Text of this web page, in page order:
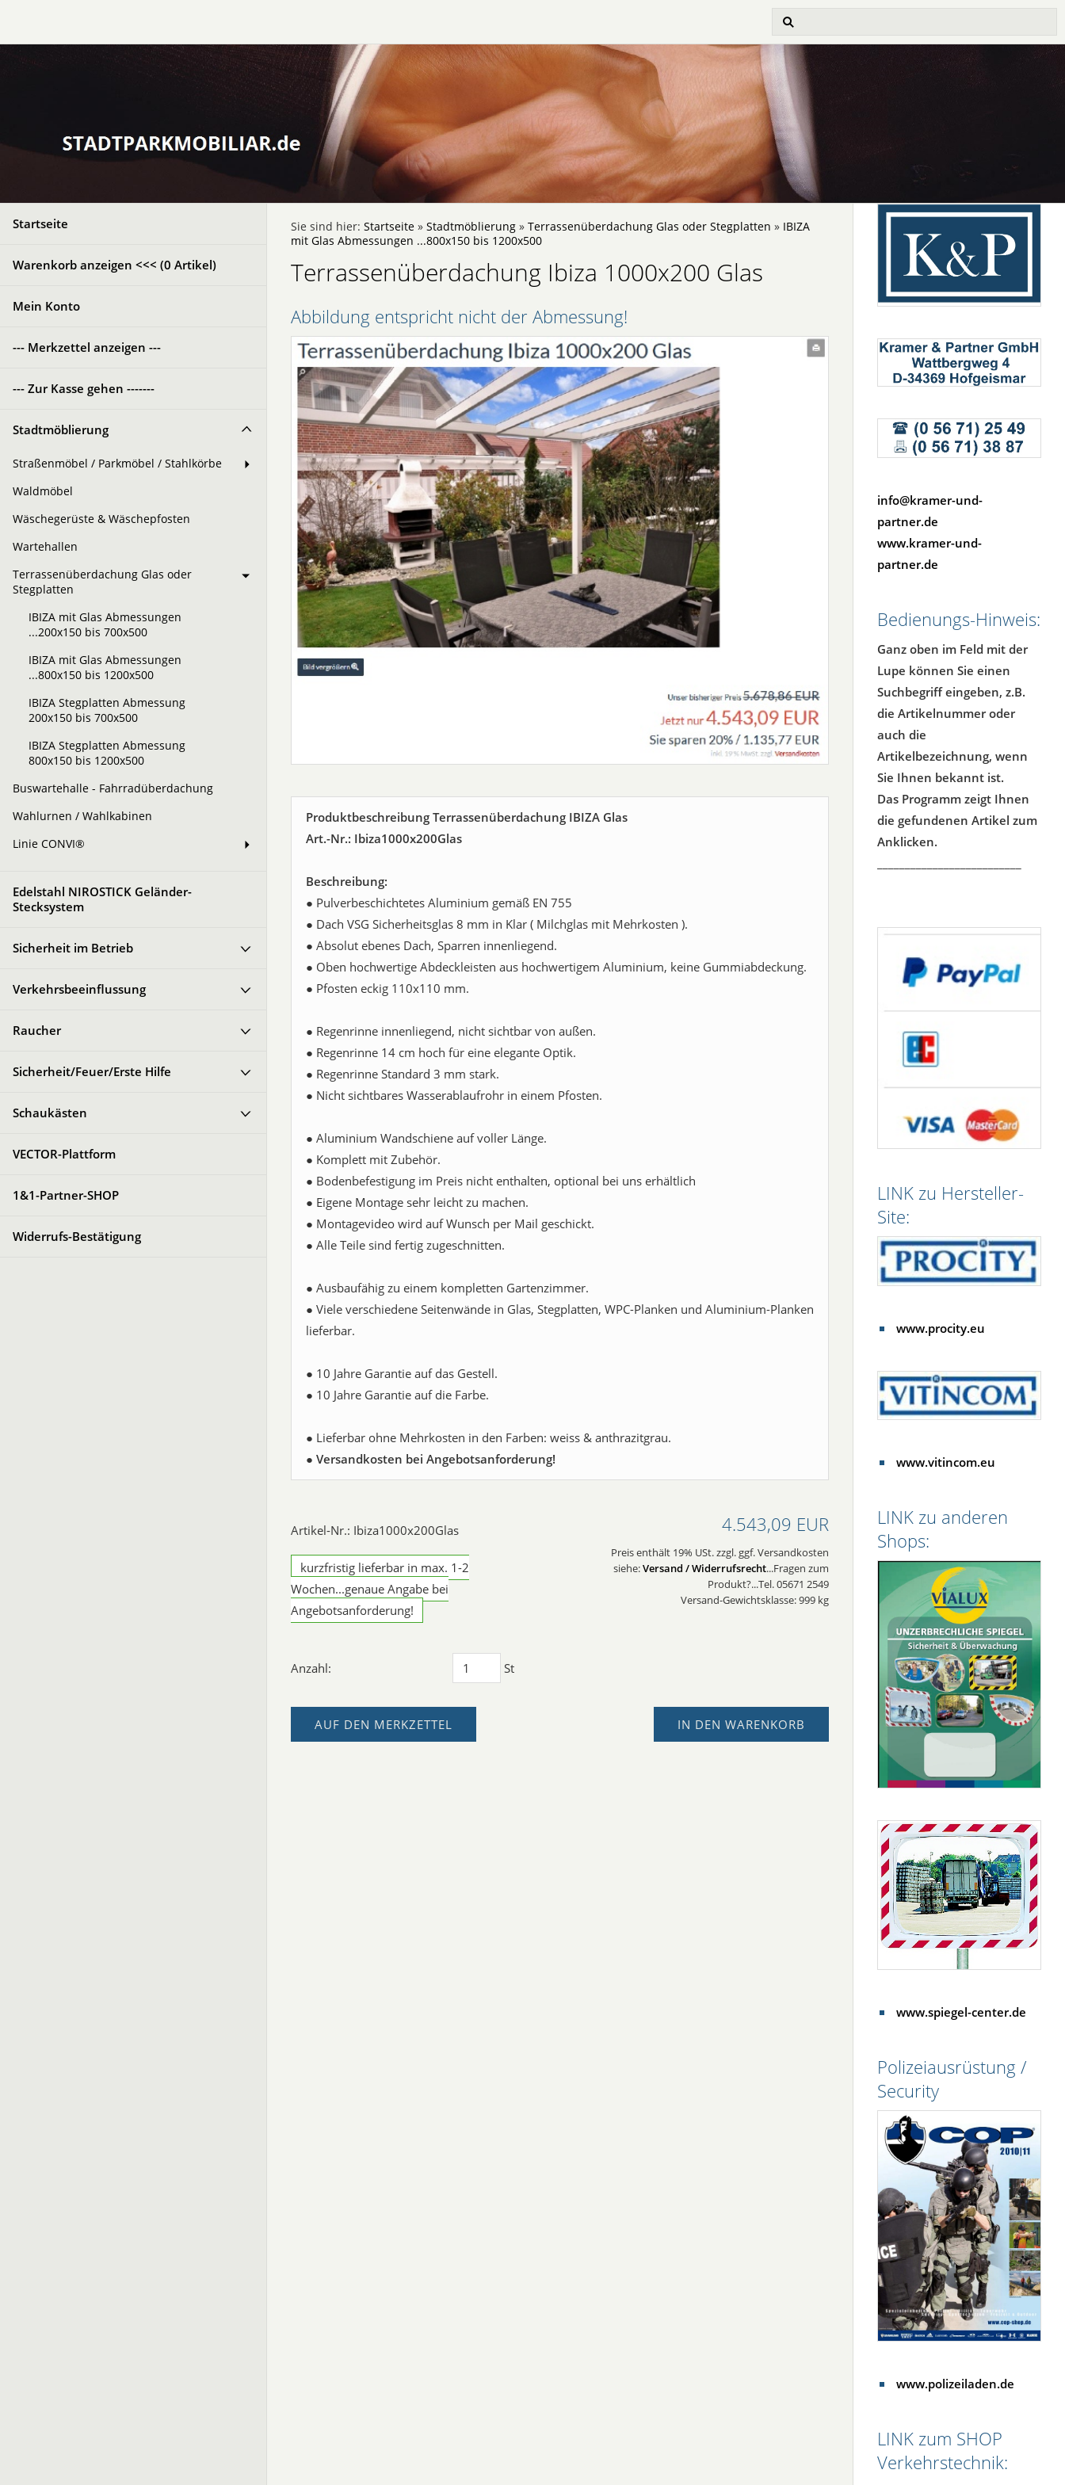
Startseite
Warenkorb anzeigen <<< (0 Artikel)
Mein Konto
--- Merkzettel anzeigen ---
--- Zur Kasse gehen -------
Stadtmöblierung
Straßenmöbel / Parkmöbel / Stahlkörbe
Waldmöbel
Wäschegerüste & Wäschepfosten
Wartehallen
Terrassenüberdachung Glas oder
Stegplatten
IBIZA mit Glas Abmessungen
...200x150 bis 700x500
IBIZA mit Glas Abmessungen
...800x150 bis 1200x500
IBIZA Stegplatten Abmessung
200x150 bis 700x500
IBIZA Stegplatten Abmessung
800x150 bis 1200x500
Buswartehalle - Fahrradüberdachung
Wahlurnen / Wahlkabinen
Linie CONVI®
Edelstahl NIROSTICK Geländer-
Stecksystem
Sicherheit im Betrieb
Verkehrsbeeinflussung
Raucher
Sicherheit/Feuer/Erste Hilfe
Schaukästen
VECTOR-Plattform
1&1-Partner-SHOP
Widerrufs-Bestätigung
Sie sind hier: Startseite » Stadtmöblierung » Terrassenüberdachung Glas oder Stegplatten » IBIZA
mit Glas Abmessungen ...800x150 bis 1200x500
Terrassenüberdachung Ibiza 1000x200 Glas
Abbildung entspricht nicht der Abmessung!
Produktbeschreibung Terrassenüberdachung IBIZA Glas
Art.-Nr.: Ibiza1000x200Glas
Beschreibung:
● Pulverbeschichtetes Aluminium gemäß EN 755
● Dach VSG Sicherheitsglas 8 mm in Klar ( Milchglas mit Mehrkosten ).
● Absolut ebenes Dach, Sparren innenliegend.
● Oben hochwertige Abdeckleisten aus hochwertigem Aluminium, keine Gummiabdeckung.
● Pfosten eckig 110x110 mm.
● Regenrinne innenliegend, nicht sichtbar von außen.
● Regenrinne 14 cm hoch für eine elegante Optik.
● Regenrinne Standard 3 mm stark.
● Nicht sichtbares Wasserablaufrohr in einem Pfosten.
● Aluminium Wandschiene auf voller Länge.
● Komplett mit Zubehör.
● Bodenbefestigung im Preis nicht enthalten, optional bei uns erhältlich
● Eigene Montage sehr leicht zu machen.
● Montagevideo wird auf Wunsch per Mail geschickt.
● Alle Teile sind fertig zugeschnitten.
● Ausbaufähig zu einem kompletten Gartenzimmer.
● Viele verschiedene Seitenwände in Glas, Stegplatten, WPC-Planken und Aluminium-Planken
lieferbar.
● 10 Jahre Garantie auf das Gestell.
● 10 Jahre Garantie auf die Farbe.
● Lieferbar ohne Mehrkosten in den Farben: weiss & anthrazitgrau.
● Versandkosten bei Angebotsanforderung!
Artikel-Nr.: Ibiza1000x200Glas
kurzfristig lieferbar in max. 1-2
Wochen...genaue Angabe bei
Angebotsanforderung!
4.543,09 EUR
Preis enthält 19% USt. zzgl. ggf. Versandkosten
siehe:Versand / Widerrufsrecht...Fragen zum
Produkt?...Tel. 05671 2549
Versand-Gewichtsklasse: 999 kg
Anzahl: St
IN DEN WARENKORB
AUF DEN MERKZETTEL
info@kramer-und-
partner.de
www.kramer-und-
partner.de
Bedienungs-Hinweis:
Ganz oben im Feld mit der
Lupe können Sie einen
Suchbegriff eingeben, z.B.
die Artikelnummer oder
auch die
Artikelbezeichnung, wenn
Sie Ihnen bekannt ist.
Das Programm zeigt Ihnen
die gefundenen Artikel zum
Anklicken.
LINK zu Hersteller-
Site:
www.procity.eu
www.vitincom.eu
LINK zu anderen
Shops:
www.spiegel-center.de
Polizeiausrüstung /
Security
www.polizeiladen.de
LINK zum SHOP
Verkehrstechnik: